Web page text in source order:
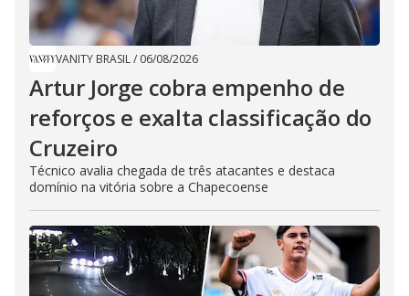
VANITY BRASIL/ 06/08/2026
Artur Jorge cobra empenho de
reforços e exalta classificação do
Cruzeiro
Técnico avalia chegada de três atacantes e destaca
domínio na vitória sobre a Chapecoense